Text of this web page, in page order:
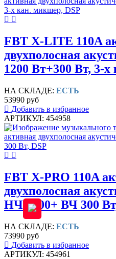
FBT X-LITE 110A
двухполосная
1200 Вт+300 Вт, 3-
НА СКЛАДЕ: ЕСТЬ
53990 руб
Добавить в избранное
АРТИКУЛ: 454958
FBT X-PRO 110A
двухполосная
НЧ 1200+ ВЧ 300
НА СКЛАДЕ: ЕСТЬ
73990 руб
Добавить в избранное
АРТИКУЛ: 454961